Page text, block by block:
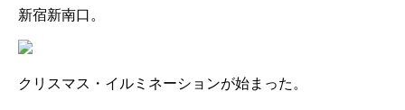
新宿新南口。
クリスマス・イルミネーションが始まった。